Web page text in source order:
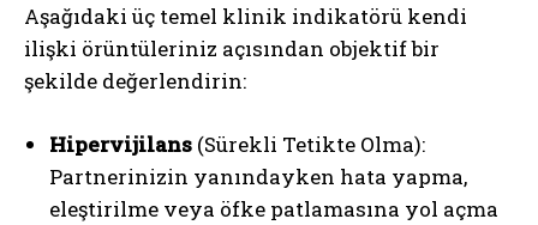
Aşağıdaki üç temel klinik indikatörü kendi
ilişki örüntüleriniz açısından objektif bir
şekilde değerlendirin:
Hipervijilans (Sürekli Tetikte Olma):
Partnerinizin yanındayken hata yapma,
eleştirilme veya öfke patlamasına yol açma